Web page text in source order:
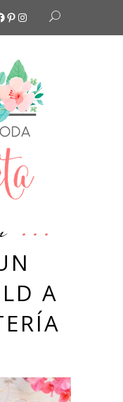
Pinterest
Instagram
A